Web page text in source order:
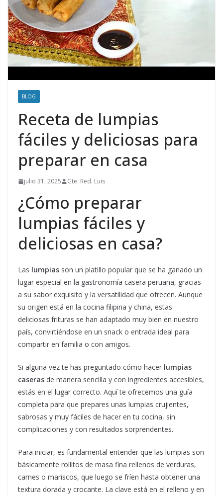
BLOG
Receta de lumpias
fáciles y deliciosas para
preparar en casa
julio 31, 2025 Gte. Red. Luis
¿Cómo preparar
lumpias fáciles y
deliciosas en casa?
Las lumpias son un platillo popular que se ha ganado un
lugar especial en la gastronomía casera peruana, gracias
a su sabor exquisito y la versatilidad que ofrecen. Aunque
su origen está en la cocina filipina y china, estas
deliciosas frituras se han adaptado muy bien en nuestro
país, convirtiéndose en un snack o entrada ideal para
compartir en familia o con amigos.
Si alguna vez te has preguntado cómo hacer lumpias
caseras de manera sencilla y con ingredientes accesibles,
estás en el lugar correcto. Aquí te ofrecemos una guía
completa para que prepares unas lumpias crujientes,
sabrosas y muy fáciles de hacer en tu cocina, sin
complicaciones y con resultados sorprendentes.
Para iniciar, es fundamental entender que las lumpias son
básicamente rollitos de masa fina rellenos de verduras,
carnes o mariscos, que luego se fríen hasta obtener una
textura dorada y crocante. La clave está en el relleno y en